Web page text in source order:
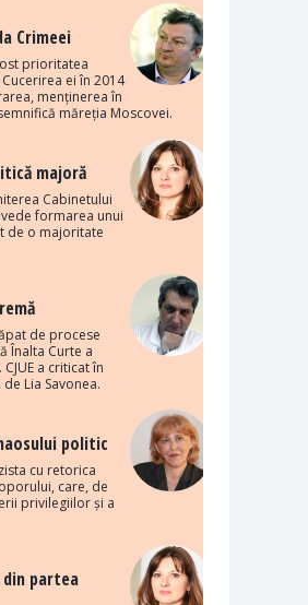
Crimeei
prioritatea
ei în 2014
menținerea în
măreția Moscovei.
majoră
Cabinetului
formarea unui
de o majoritate
de procese
Înalta Curte a
a criticat în
Lia Savonea.
politic
cu retorica
care, de
privilegiilor și a
partea